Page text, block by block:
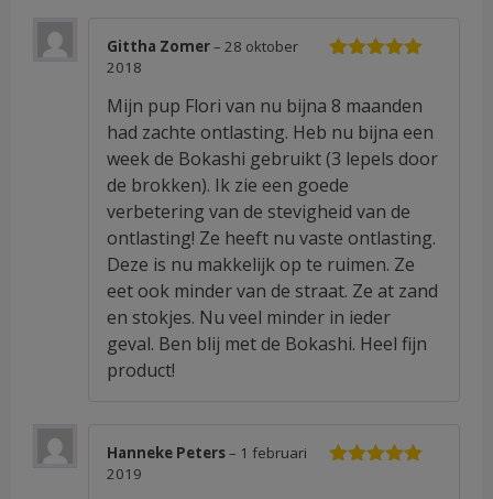
Gittha Zomer– 28 oktober
2018
Mijn pup Flori van nu bijna 8 maanden
had zachte ontlasting. Heb nu bijna een
week de Bokashi gebruikt (3 lepels door
de brokken). Ik zie een goede
verbetering van de stevigheid van de
ontlasting! Ze heeft nu vaste ontlasting.
Deze is nu makkelijk op te ruimen. Ze
eet ook minder van de straat. Ze at zand
en stokjes. Nu veel minder in ieder
geval. Ben blij met de Bokashi. Heel fijn
product!
Hanneke Peters– 1 februari
2019